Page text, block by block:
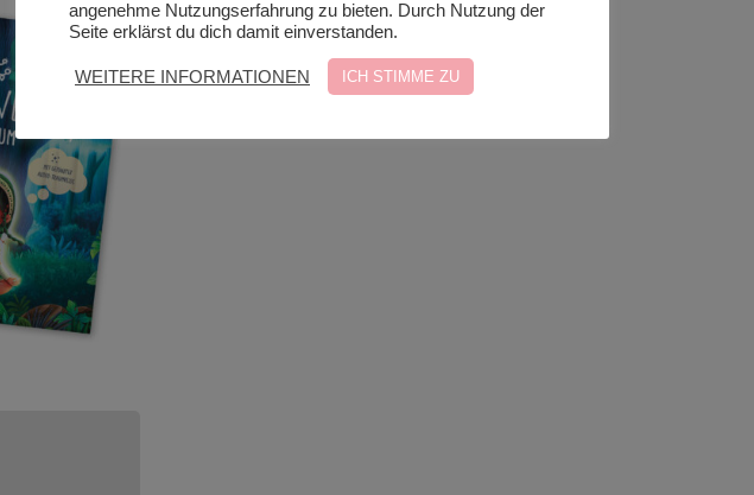
angenehme Nutzungserfahrung zu bieten. Durch Nutzung der
Seite erklärst du dich damit einverstanden.
WEITERE INFORMATIONEN ICH STIMME ZU